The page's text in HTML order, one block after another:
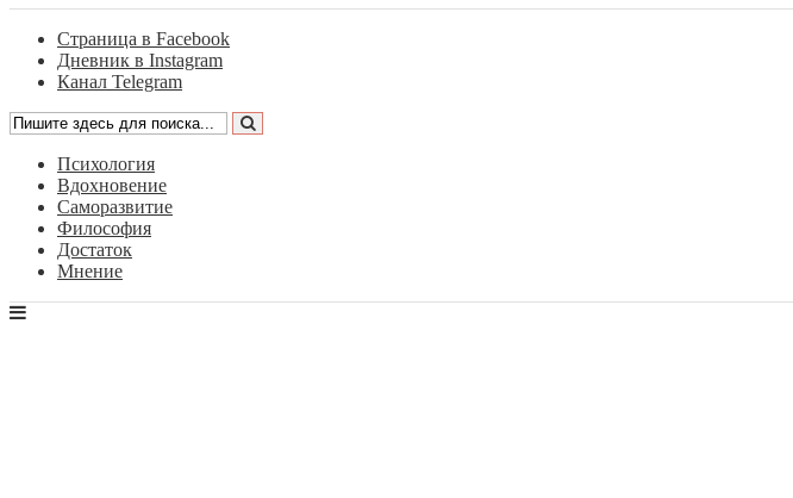
Страница в Facebook
Дневник в Instagram
Канал Telegram
Психология
Вдохновение
Саморазвитие
Философия
Достаток
Мнение